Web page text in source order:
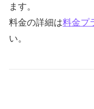
ます。
料金の詳細は料金プ
い。